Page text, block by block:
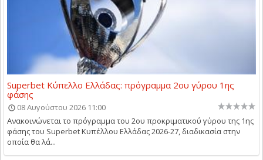
Superbet Κύπελλο Ελλάδας: πρόγραμμα 2ου γύρου 1ης
φάσης
08 Αυγούστου 2026 11:00
Ανακοινώνεται το πρόγραμμα του 2ου προκριματικού γύρου της 1ης
φάσης του Superbet Κυπέλλου Ελλάδας 2026-27, διαδικασία στην
οποία θα λά...